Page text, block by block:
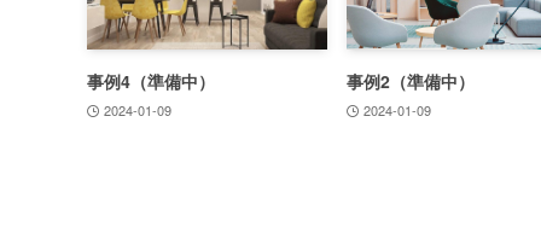
事例4（準備中）
2024-01-09
事例2（準備中）
2024-01-09